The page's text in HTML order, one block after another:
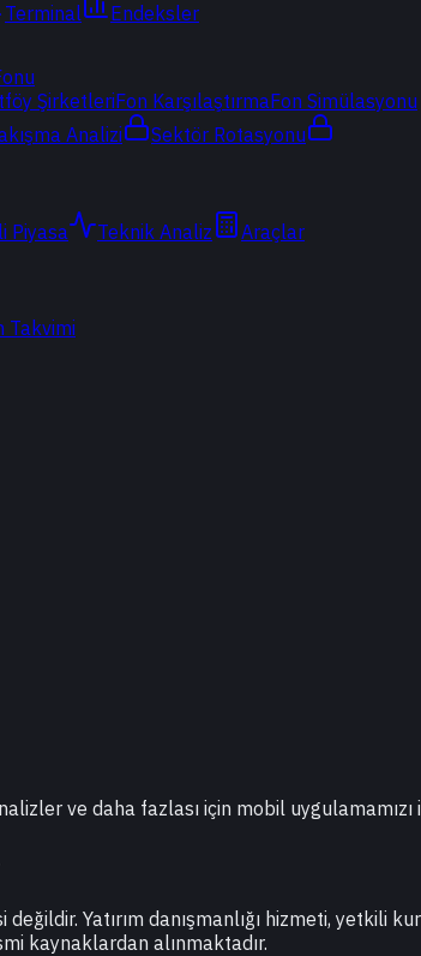
Terminal Endeksler
ŞirketleriFon KarşılaştırmaFon Simülasyonu
Analizi Sektör Rotasyonu
Piyasa Teknik Analiz
Araçlar
Takvimi
ve daha fazlası için mobil uygulamamızı
değildir. Yatırım danışmanlığı hizmeti,
kaynaklardan alınmaktadır.